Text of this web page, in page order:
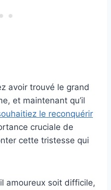
avoir trouvé le grand
et maintenant qu’il
le reconquérir
cruciale de
cette tristesse qui
amoureux soit difficile,